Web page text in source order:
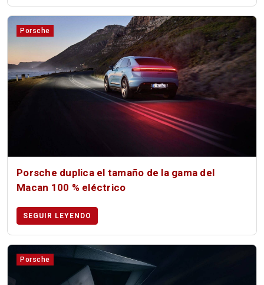
Porsche
Porsche duplica el tamaño de la gama del
Macan 100 % eléctrico
SEGUIR LEYENDO
Porsche